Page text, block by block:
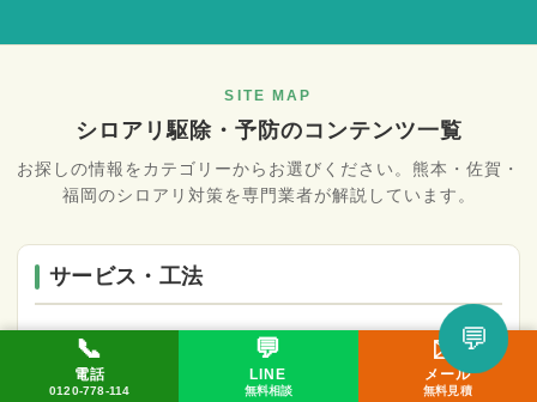
LINEで相談してみる
SITE MAP
シロアリ駆除・予防のコンテンツ一覧
お探しの情報をカテゴリーからお選びください。熊本・佐賀・
福岡のシロアリ対策を専門業者が解説しています。
サービス・工法
シロアリ駆除・予防（総合案内）
📞 0120-778-114 ✉️ メール 💬 LINE
📞
電話
0120-778-114
💬
LINE
無料相談
✉️
メール
無料見積
💬